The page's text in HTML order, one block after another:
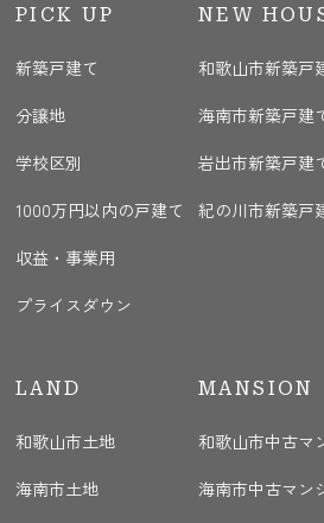
PICK UP
新築戸建て
分譲地
学校区別
1000万円以内の戸建て
収益・事業用
プライスダウン
NEW
和歌山市新築戸
海南市新築戸建
岩出市新築戸建
紀の川市新築戸
LAND
和歌山市土地
海南市土地
MANSION
和歌山市中古マ
海南市中古マン